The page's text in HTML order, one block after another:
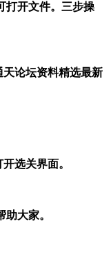
打开文件。三步操
论坛资料精选最新
选关界面。
大家。